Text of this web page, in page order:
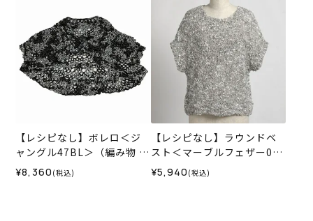
【レシピなし】ボレロ＜ジ
ャングル47BL＞（編み物 材
料セット）
¥8,360 (税込)
【レシピなし】ラウンドベ
スト＜マーブルフェザー02
GR＞（編み物 材料セット）
¥5,940 (税込)